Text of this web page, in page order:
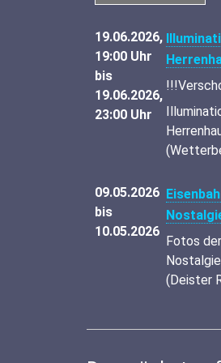
19.06.2026,
19:00 Uhr
bis
19.06.2026,
23:00 Uhr
09.05.2026
bis
10.05.2026
Fotos
(Deister